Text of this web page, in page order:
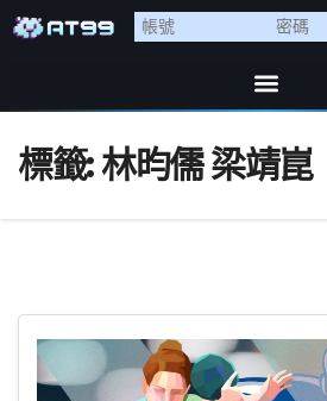
標籤:林昀儒 梁靖崑